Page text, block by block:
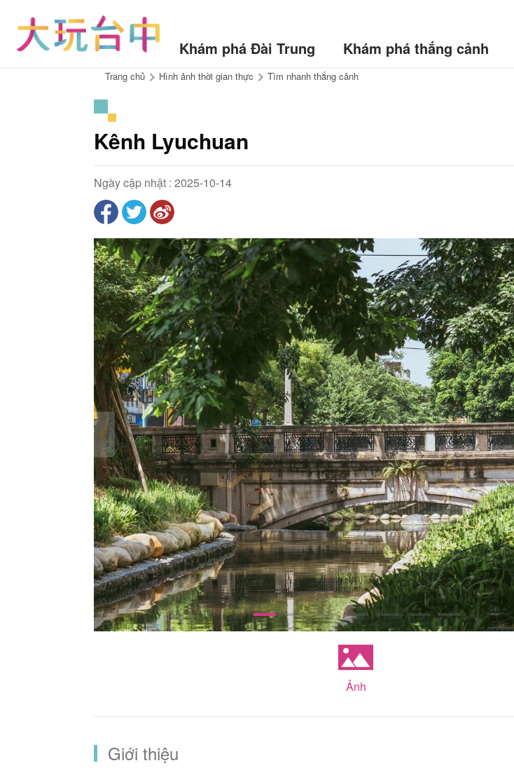
chuyển
Khám phá Đài Trung Khám phá thắng cảnh
Trang chủ Hình ảnh thời gian thực Tìm nhanh thắng cảnh
Kênh Lyuchuan
Ngày cập nhật : 2025-10-14
Ảnh
Giới thiệu